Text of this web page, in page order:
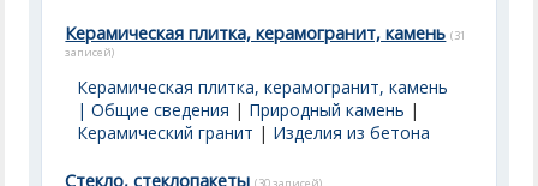
Керамическая плитка, керамогранит, камень (31
записей)
Керамическая плитка, керамогранит, камень
| Общие сведения | Природный камень |
Керамический гранит | Изделия из бетона
Стекло, стеклопакеты